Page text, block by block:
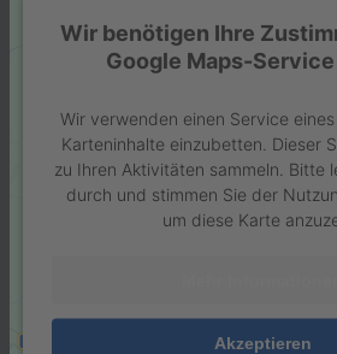
Wir benötigen Ihre
Google Maps-
Wir verwenden einen Service
Karteninhalte einzubetten. Dieser
zu Ihren Aktivitäten sammeln. Bitte
durch und stimmen Sie der
um diese Karte
Akzeptieren